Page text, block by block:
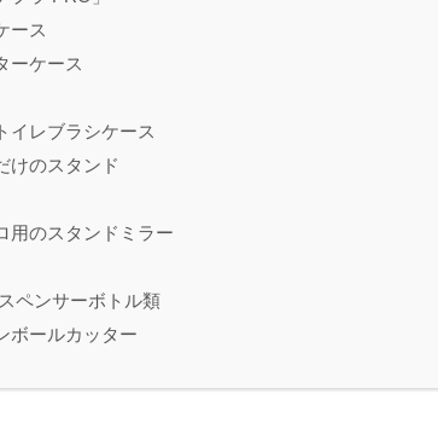
ース
ーケース
イレブラシケース
けのスタンド
用のスタンドミラー
ペンサーボトル類
ボールカッター